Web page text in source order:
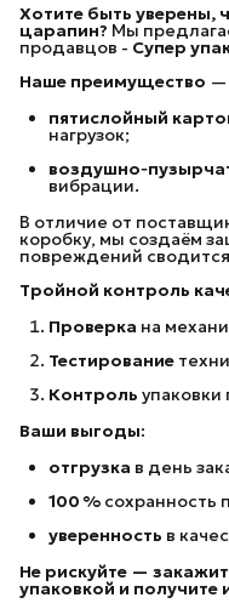
Хотите быть уверены,
царапин? Мы
продавцов - Супер
Наше преимущество —
пятислойный
нагрузок;
вибрации.
В отличие от
коробку, мы создаём
повреждений
Тройной контроль
Проверка на
Тестирование
Контроль
Ваши выгоды:
отгрузка в день
100 % сохранность
уверенность в
Не рискуйте —
упаковкой и получите